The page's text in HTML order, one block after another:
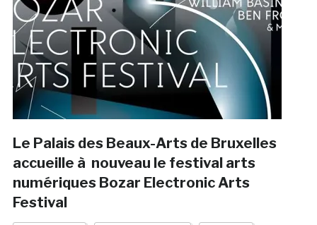
Le Palais des Beaux-Arts de Bruxelles
accueille à nouveau le festival arts
numériques Bozar Electronic Arts
Festival